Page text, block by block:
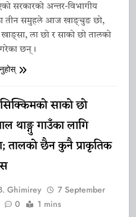
2026
तामाङले जनाए प्रि–बजेट
राज्यका विकास
जोड
तामाङले गरे नयाँ दिल्लीमा
2026
तामाङले गरे नयाँ
राष्ट्रिय कार्यकारी अध्यक्ष
भेट
तामाङले गरे केन्द्रीय कानुन
अर्जुन राम
नयाँ भेट
2026
सरकारको अन्तर-विभागीय
तीन समुहले आज खाङ्चुङ छो,
ला छो र साको छो तालको
छन्।
साको छो
थाङ्गु गाउँका लागि
तालको छैन कुनै प्राकृतिक
Ghimirey
7 September
0 1 mins